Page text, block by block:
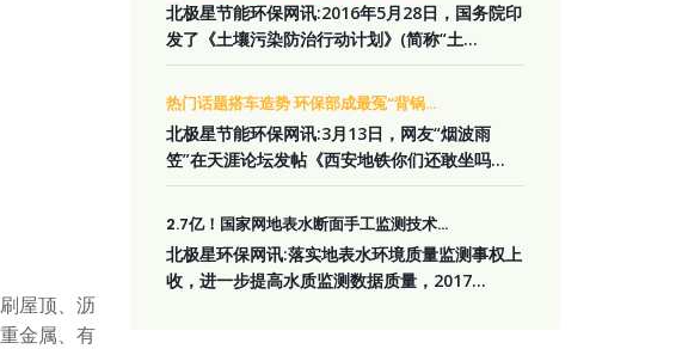
屋顶、沥
金属、有
北极星节能环保网讯:2016年5月28日，国务院印
发了《土壤污染防治行动计划》(简称“土...
热门话题搭车造势 环保部成最冤“背锅...
北极星节能环保网讯:3月13日，网友“烟波雨
笠”在天涯论坛发帖《西安地铁你们还敢坐吗...
2.7亿！国家网地表水断面手工监测技术...
北极星环保网讯:落实地表水环境质量监测事权上
收，进一步提高水质监测数据质量，2017...